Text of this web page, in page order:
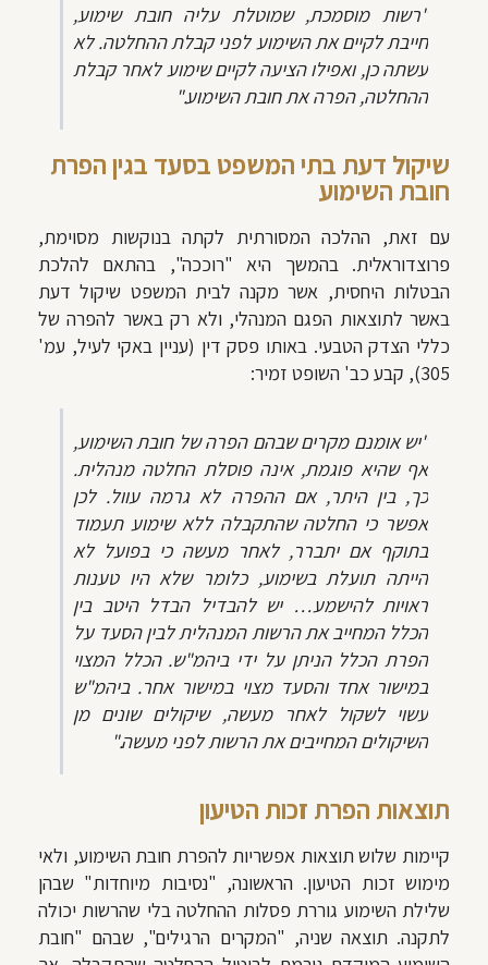
"רשות מוסמכת, שמוטלת עליה חובת שימוע,
חייבת לקיים את השימוע לפני קבלת ההחלטה. לא
עשתה כן, ואפילו הציעה לקיים שימוע לאחר קבלת
ההחלטה, הפרה את חובת השימוע."
שיקול דעת בתי המשפט בסעד בגין הפרת
חובת השימוע
עם זאת, ההלכה המסורתית לקתה בנוקשות מסוימת,
פרוצדוראלית. בהמשך היא "רוככה", בהתאם להלכת
הבטלות היחסית, אשר מקנה לבית המשפט שיקול דעת
באשר לתוצאות הפגם המנהלי, ולא רק באשר להפרה של
כללי הצדק הטבעי. באותו פסק דין (עניין באקי לעיל, עמ'
305), קבע כב' השופט זמיר:
"יש אומנם מקרים שבהם הפרה של חובת השימוע,
אף שהיא פוגמת, אינה פוסלת החלטה מנהלית.
כך, בין היתר, אם ההפרה לא גרמה עוול. לכן
אפשר כי החלטה שהתקבלה ללא שימוע תעמוד
בתוקף אם יתברר, לאחר מעשה כי בפועל לא
הייתה תועלת בשימוע, כלומר שלא היו טענות
ראויות להישמע… יש להבדיל הבדל היטב בין
הכלל המחייב את הרשות המנהלית לבין הסעד על
הפרת הכלל הניתן על ידי ביהמ"ש. הכלל המצוי
במישור אחד והסעד מצוי במישור אחר. ביהמ"ש
עשוי לשקול לאחר מעשה, שיקולים שונים מן
השיקולים המחייבים את הרשות לפני מעשה."
תוצאות הפרת זכות הטיעון
קיימות שלוש תוצאות אפשריות להפרת חובת השימוע, ולאי
מימוש זכות הטיעון. הראשונה, "נסיבות מיוחדות" שבהן
שלילת השימוע גוררת פסלות ההחלטה בלי שהרשות יכולה
לתקנה. תוצאה שניה, "המקרים הרגילים", שבהם "חובת